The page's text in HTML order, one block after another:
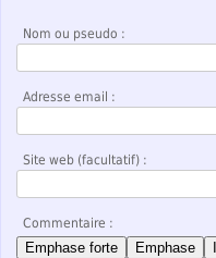
Nom ou pseudo :
Adresse email :
Site web (facultatif) :
Commentaire :
Emphase forte Emphase